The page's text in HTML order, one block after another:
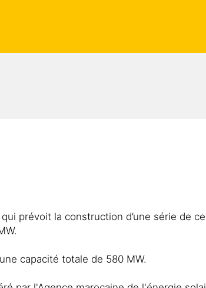
prévoit la construction d’une série de
capacité totale de 580 MW.